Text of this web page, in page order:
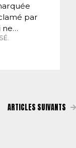
par
ne…
ARTICLES SUIVANTS